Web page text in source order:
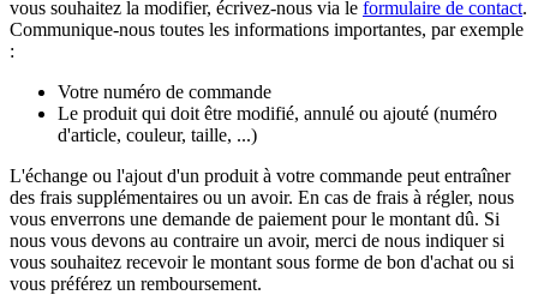
vous souhaitez la modifier, écrivez-nous via le formulaire de contact.
Communique-nous toutes les informations importantes, par exemple
:
Votre numéro de commande
Le produit qui doit être modifié, annulé ou ajouté (numéro
d'article, couleur, taille, ...)
L'échange ou l'ajout d'un produit à votre commande peut entraîner
des frais supplémentaires ou un avoir. En cas de frais à régler, nous
vous enverrons une demande de paiement pour le montant dû. Si
nous vous devons au contraire un avoir, merci de nous indiquer si
vous souhaitez recevoir le montant sous forme de bon d'achat ou si
vous préférez un remboursement.